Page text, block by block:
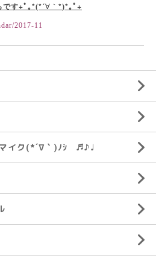
です+ﾟ｡*(*´∀｀ *)*｡ﾟ +
2017-11
イク(*´∇｀)ﾉｼ ♬♪♩